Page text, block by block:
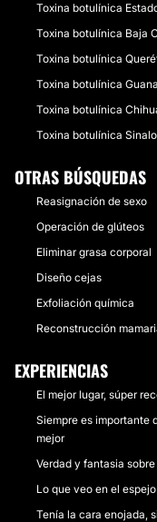
Toxina botulínica
Toxina botulínica Baja
Toxina botulínica
Toxina botulínica
Toxina botulínica
Toxina botulínica
OTRAS BÚSQUEDAS
Reasignación de sexo
Operación de glúteos
Eliminar grasa corporal
Diseño cejas
Exfoliación química
Reconstrucción
EXPERIENCIAS
El mejor lugar, súper
Siempre es importante
mejor
Verdad y fantasia
Lo que veo en el
Tenía la cara enojada,